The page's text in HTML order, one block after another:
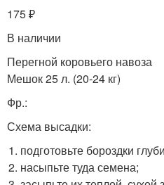
175 ₽
В наличии
Перегной коровьего навоза
Мешок 25 л. (20-24 кг)
Фр.:
Схема высадки:
подготовьте бороздки
насыпьте туда семена;